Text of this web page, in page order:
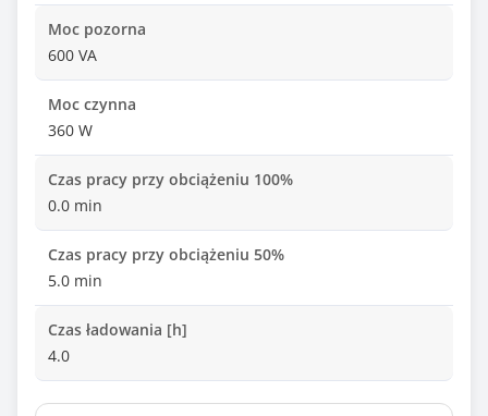
Moc pozorna
600 VA
Moc czynna
360 W
Czas pracy przy obciążeniu 100%
0.0 min
Czas pracy przy obciążeniu 50%
5.0 min
Czas ładowania [h]
4.0
Czas przełączania